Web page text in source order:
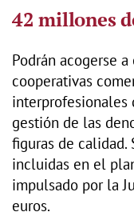
42 millones
Podrán acogerse
cooperativas
interprofesionales
gestión de las
figuras de calidad.
incluidas en el
impulsado por la
euros.